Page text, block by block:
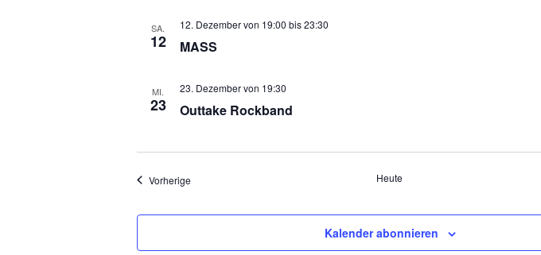
SA.
12 MASS
12. Dezember von 19:00 bis23:30
MI.
23 Outtake Rockband
23. Dezember von 19:30
VorherigeVeranstaltungen Heute
Kalender abonnieren